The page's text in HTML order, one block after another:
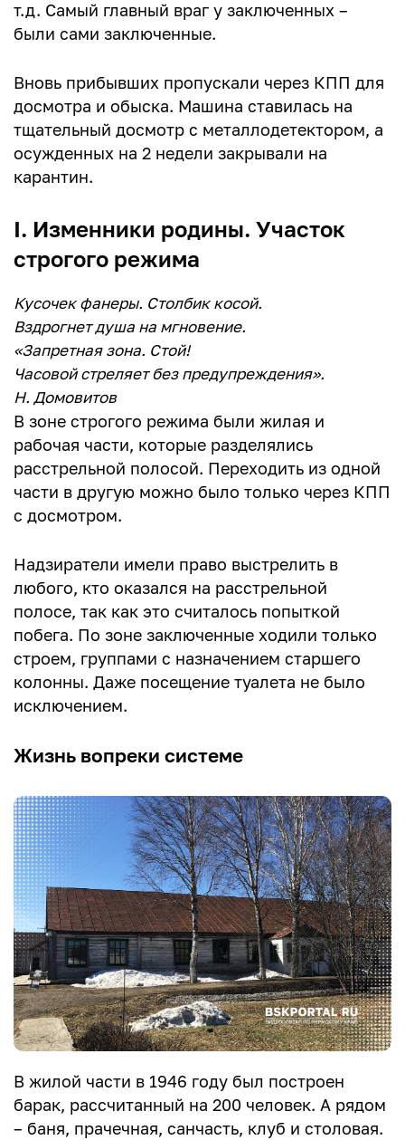
т.д. Самый главный враг у заключенных –
были сами заключенные.
Вновь прибывших пропускали через КПП для
досмотра и обыска. Машина ставилась на
тщательный досмотр с металлодетектором, а
осужденных на 2 недели закрывали на
карантин.
I. Изменники родины. Участок
строгого режима
Кусочек фанеры. Столбик косой.
Вздрогнет душа на мгновение.
«Запретная зона. Стой!
Часовой стреляет без предупреждения».
Н. Домовитов
В зоне строгого режима были жилая и
рабочая части, которые разделялись
расстрельной полосой. Переходить из одной
части в другую можно было только через КПП
с досмотром.
Надзиратели имели право выстрелить в
любого, кто оказался на расстрельной
полосе, так как это считалось попыткой
побега. По зоне заключенные ходили только
строем, группами с назначением старшего
колонны. Даже посещение туалета не было
исключением.
Жизнь вопреки системе
В жилой части в 1946 году был построен
барак, рассчитанный на 200 человек. А рядом
– баня, прачечная, санчасть, клуб и столовая.